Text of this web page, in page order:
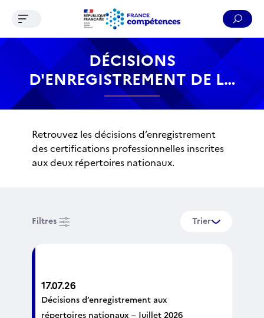
Contenu Recherche Menu Pied de page
Ouvrir le menu de navigation
DÉCISIONS
D'ENREGISTREMENT DE LA
CERTIFICATION
PROFESSIONNELLE
Retrouvez les décisions d’enregistrement
des certifications professionnelles inscrites
aux deux répertoires nationaux.
Filtres Trier
17.07.26
Décisions d’enregistrement aux
répertoires nationaux – Juillet 2026